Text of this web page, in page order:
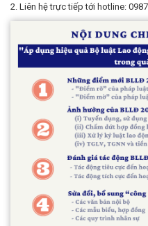
2. Liên hệ trực tiếp tới hotline: